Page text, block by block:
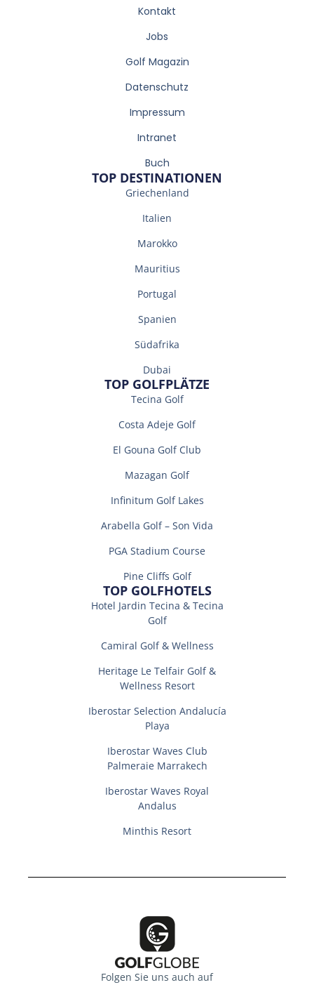
Kontakt
Jobs
Golf Magazin
Datenschutz
Impressum
Intranet
Buch
TOP DESTINATIONEN
Griechenland
Italien
Marokko
Mauritius
Portugal
Spanien
Südafrika
Dubai
TOP GOLFPLÄTZE
Tecina Golf
Costa Adeje Golf
El Gouna Golf Club
Mazagan Golf
Infinitum Golf Lakes
Arabella Golf – Son Vida
PGA Stadium Course
Pine Cliffs Golf
TOP GOLFHOTELS
Hotel Jardin Tecina & Tecina
Golf
Camiral Golf & Wellness
Heritage Le Telfair Golf &
Wellness Resort
Iberostar Selection Andalucí­a
Playa
Iberostar Waves Club
Palmeraie Marrakech
Iberostar Waves Royal
Andalus
Minthis Resort
Folgen Sie uns auch auf